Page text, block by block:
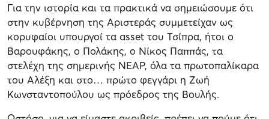
Για την ιστορία και τα πρακτικά να σημειώσουμε ότι
στην κυβέρνηση της Αριστεράς συμμετείχαν ως
κορυφαίοι υπουργοί τα asset του Τσίπρα, ήτοι ο
Βαρουφάκης, ο Πολάκης, ο Νίκος Παππάς, τα
στελέχη της σημερινής ΝΕΑΡ, όλα τα πρωτοπαλίκαρα
του Αλέξη και στο… πρώτο φεγγάρι η Ζωή
Κωνσταντοπούλου ως πρόεδρος της Βουλής.